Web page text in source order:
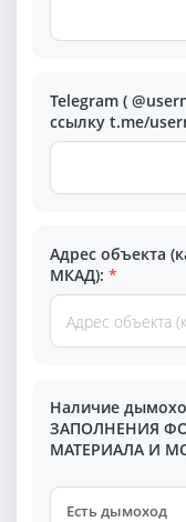
Адрес объекта
МКАД): *
Telegram (
ссылку t.me/
Наличие
ЗАПОЛНЕНИЯ
МАТЕРИАЛА И
Есть дымоход